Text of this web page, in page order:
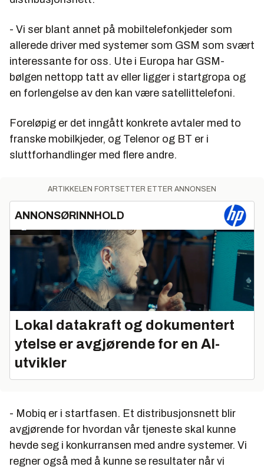
- Vi ser blant annet på mobiltelefonkjeder som
allerede driver med systemer som GSM som svært
interessante for oss. Ute i Europa har GSM-
bølgen nettopp tatt av eller ligger i startgropa og
en forlengelse av den kan være satellittelefoni.
Foreløpig er det inngått konkrete avtaler med to
franske mobilkjeder, og Telenor og BT er i
sluttforhandlinger med flere andre.
ARTIKKELEN FORTSETTER ETTER ANNONSEN
ANNONSØRINNHOLD
Lokal datakraft og dokumentert
ytelse er avgjørende for en AI-
utvikler
- Mobiq er i startfasen. Et distribusjonsnett blir
avgjørende for hvordan vår tjeneste skal kunne
hevde seg i konkurransen med andre systemer. Vi
regner også med å kunne se resultater når vi